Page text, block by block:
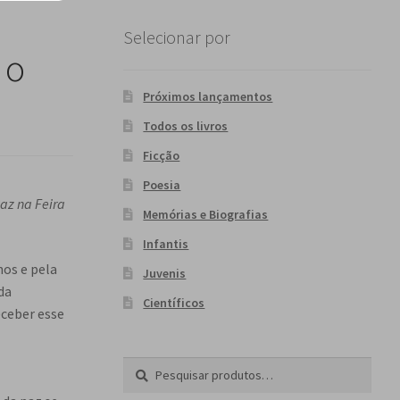
na Feira
e pela
esse
Selecionar por
Próximos lançamentos
Todos os livros
Ficção
Poesia
Memórias e Biografias
Infantis
Juvenis
Científicos
Pesquisar